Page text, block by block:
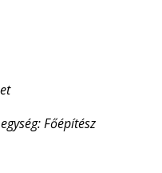
Főépítész